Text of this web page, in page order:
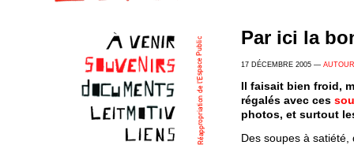
Par ici la
17 DÉCEMBRE 2005 —
Il faisait bien froid,
régalés avec ces
photos, et surtout
Des soupes à